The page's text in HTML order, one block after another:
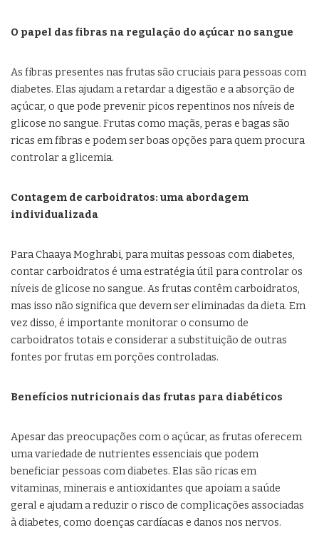
O papel das fibras na regulação do açúcar no sangue
As fibras presentes nas frutas são cruciais para pessoas com
diabetes. Elas ajudam a retardar a digestão e a absorção de
açúcar, o que pode prevenir picos repentinos nos níveis de
glicose no sangue. Frutas como maçãs, peras e bagas são
ricas em fibras e podem ser boas opções para quem procura
controlar a glicemia.
Contagem de carboidratos: uma abordagem
individualizada
Para Chaaya Moghrabi, para muitas pessoas com diabetes,
contar carboidratos é uma estratégia útil para controlar os
níveis de glicose no sangue. As frutas contêm carboidratos,
mas isso não significa que devem ser eliminadas da dieta. Em
vez disso, é importante monitorar o consumo de
carboidratos totais e considerar a substituição de outras
fontes por frutas em porções controladas.
Benefícios nutricionais das frutas para diabéticos
Apesar das preocupações com o açúcar, as frutas oferecem
uma variedade de nutrientes essenciais que podem
beneficiar pessoas com diabetes. Elas são ricas em
vitaminas, minerais e antioxidantes que apoiam a saúde
geral e ajudam a reduzir o risco de complicações associadas
à diabetes, como doenças cardíacas e danos nos nervos.